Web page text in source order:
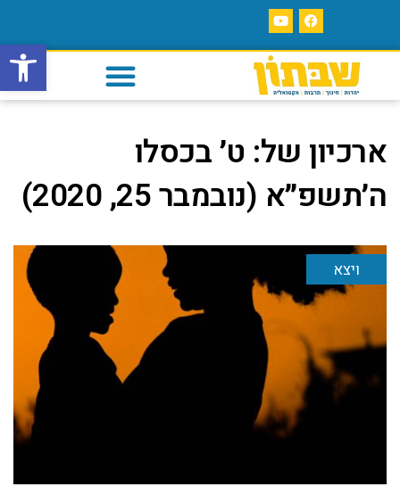
פתח
ארכיון של: ט׳ בכסלו
ה׳תשפ״א (נובמבר 25, 2020)
ויצא